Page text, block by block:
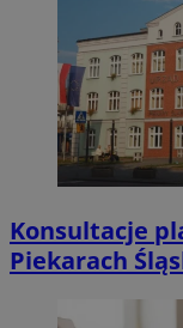
Konsultacje
Piekarach